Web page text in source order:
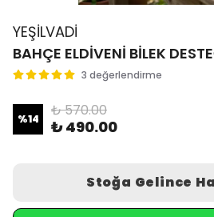
YEŞİLVADİ
BAHÇE ELDİVENİ BİLEK
3 değerlendirme
%14 ₺ 570.00
₺ 490.00
Stoğa Gelince